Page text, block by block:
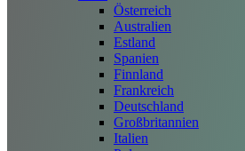
Österreich
Australien
Estland
Spanien
Finnland
Frankreich
Deutschland
Großbritannien
Italien